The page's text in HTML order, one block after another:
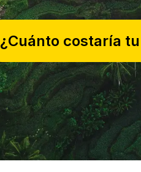
¿Cuánto costaría